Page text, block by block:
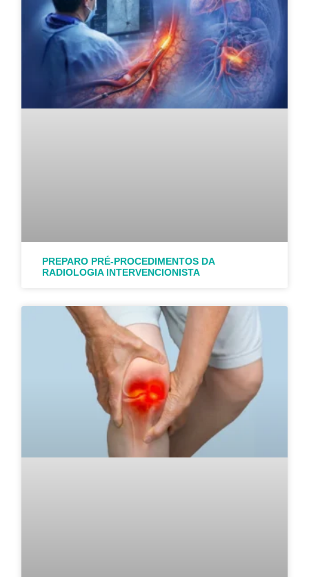
PREPARO PRÉ-PROCEDIMENTOS DA
RADIOLOGIA INTERVENCIONISTA